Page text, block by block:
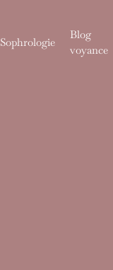
Sophrologie
Blog
voyance